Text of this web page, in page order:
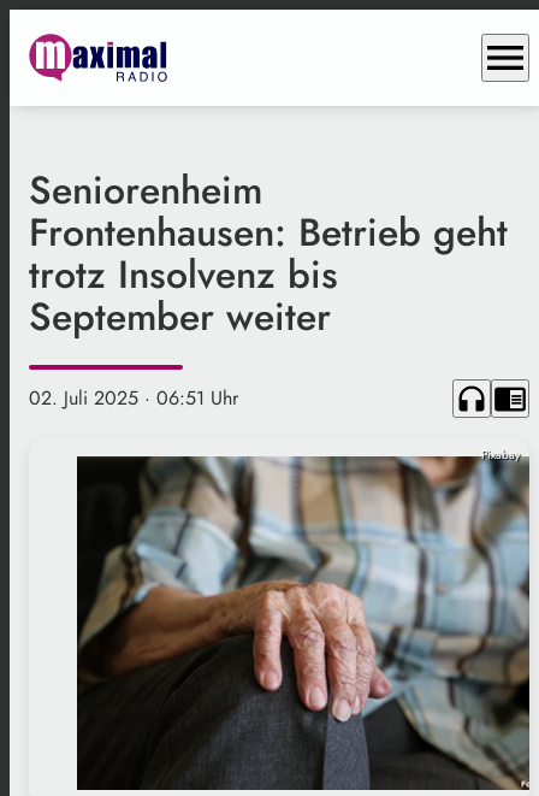
menu
Seniorenheim
Frontenhausen: Betrieb geht
trotz Insolvenz bis
September weiter
02. Juli 2025 · 06:51 Uhr headphones chrome_reader_mode
Pixabay